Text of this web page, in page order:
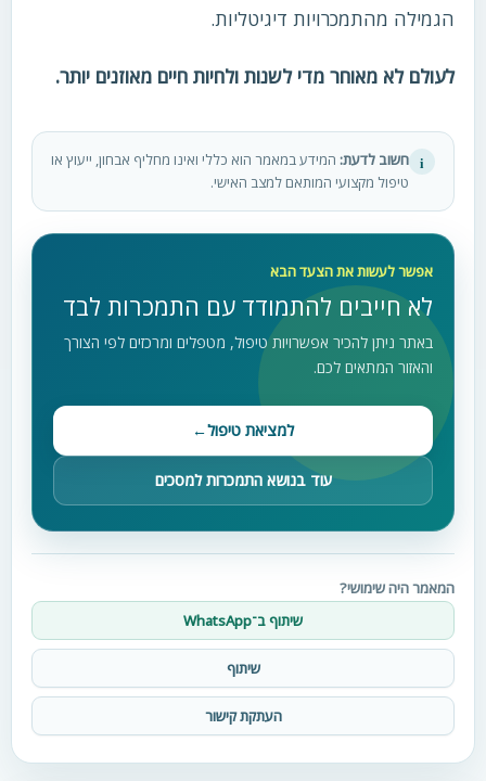
הגמילה מהתמכרויות דיגיטליות.
לעולם לא מאוחר מדי לשנות ולחיות חיים מאוזנים יותר.
i חשוב לדעת: המידע במאמר הוא כללי ואינו מחליף אבחון, ייעוץ או
טיפול מקצועי המותאם למצב האישי.
אפשר לעשות את הצעד הבא
לא חייבים להתמודד עם התמכרות לבד
באתר ניתן להכיר אפשרויות טיפול, מטפלים ומרכזים לפי הצורך
והאזור המתאים לכם.
למציאת טיפול←
עוד בנושא התמכרות למסכים
המאמר היה שימושי?
שיתוף ב־WhatsApp
שיתוף
העתקת קישור